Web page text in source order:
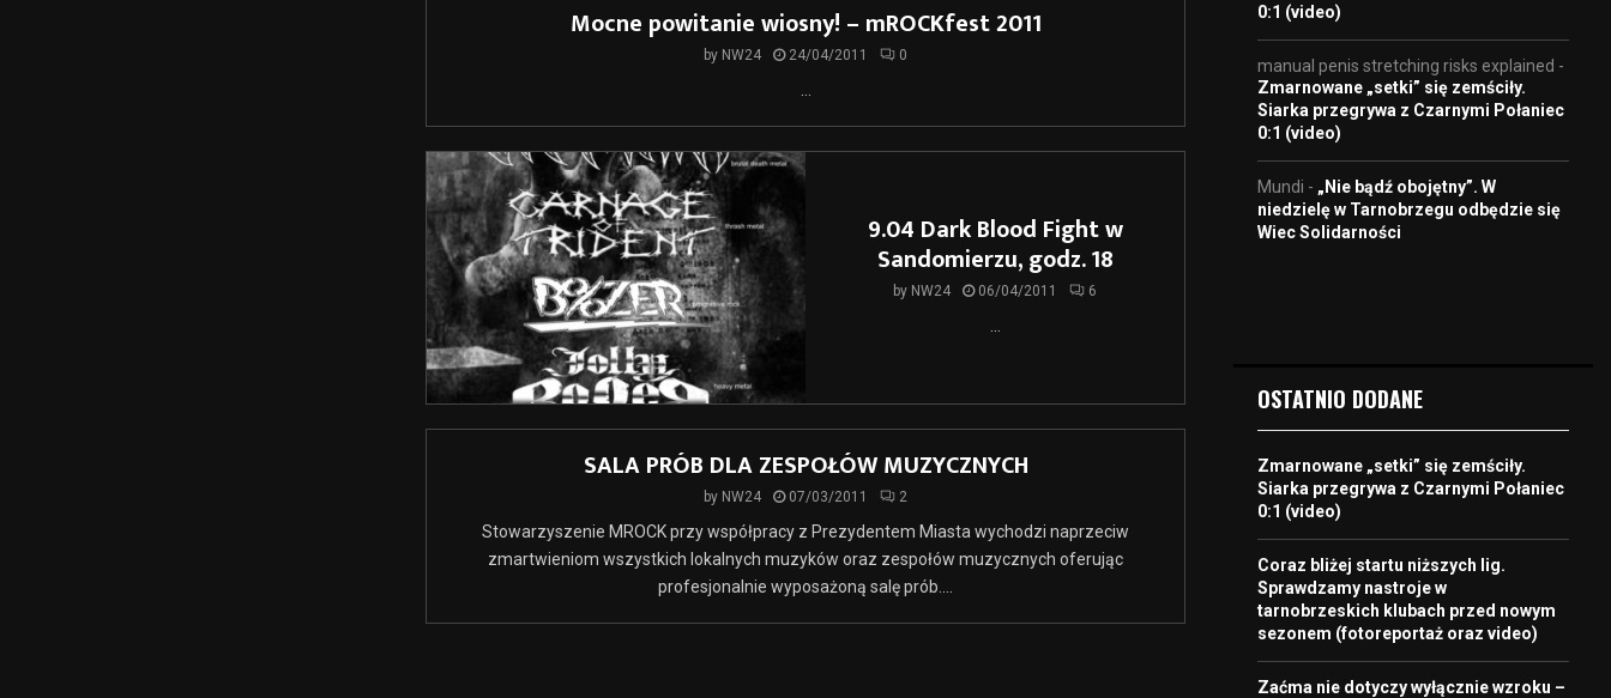
Mocne powitanie wiosny! – mROCKfest 2011
by NW24 24/04/2011 0
9.04 Dark Blood Fight w
Sandomierzu, godz. 18
by NW24 06/04/2011 6
SALA PRÓB DLA ZESPOŁÓW MUZYCZNYCH
by NW24 07/03/2011 2
Stowarzyszenie MROCK przy współpracy z Prezydentem Miasta wychodzi naprzeciw
zmartwieniom wszystkich lokalnych muzyków oraz zespołów muzycznych oferując
profesjonalnie wyposażoną salę prób....
0:1 (video)
manual penis stretching risks explained -
Zmarnowane „setki” się zemściły.
Siarka przegrywa z Czarnymi Połaniec
0:1 (video)
Mundi - „Nie bądź obojętny”. W
niedzielę w Tarnobrzegu odbędzie się
Wiec Solidarności
OSTATNIO DODANE
Zmarnowane „setki” się zemściły.
Siarka przegrywa z Czarnymi Połaniec
0:1 (video)
Coraz bliżej startu niższych lig.
Sprawdzamy nastroje w
tarnobrzeskich klubach przed nowym
sezonem (fotoreportaż oraz video)
Zaćma nie dotyczy wyłącznie wzroku –